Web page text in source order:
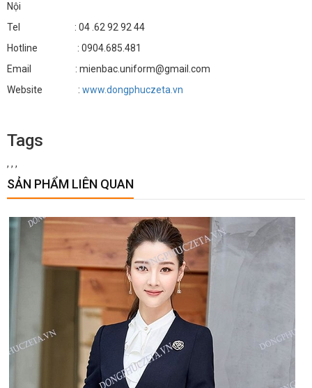
Nội
Tel : 04 .62 92 92 44
Hotline : 0904.685.481
Email : mienbac.uniform@gmail.com
Website : www.dongphuczeta.vn
Tags
, , ,
SẢN PHẨM LIÊN QUAN